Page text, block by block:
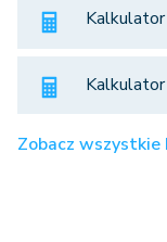
Zobacz